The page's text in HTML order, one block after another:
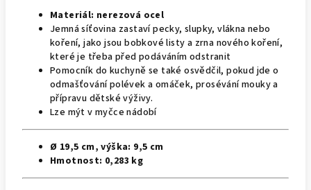
Materiál: nerezová ocel
Jemná síťovina zastaví pecky, slupky, vlákna nebo
koření, jako jsou bobkové listy a zrna nového koření,
které je třeba před podáváním odstranit
Pomocník do kuchyně se také osvědčil, pokud jde o
odmašťování polévek a omáček, prosévání mouky a
přípravu dětské výživy.
Lze mýt v myčce nádobí
Ø 19,5 cm, výška: 9,5 cm
Hmotnost: 0,283 kg